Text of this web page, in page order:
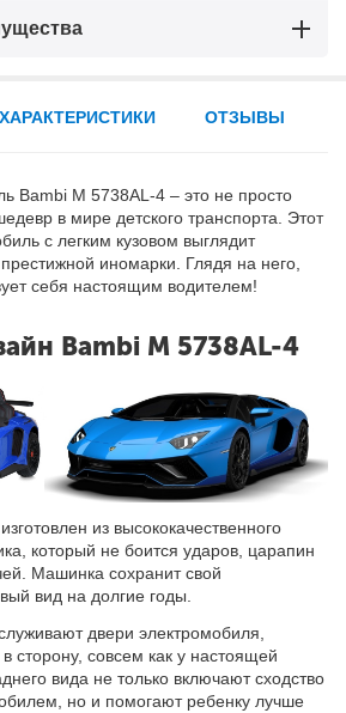
Bambi M 5738AL-4 – это не просто
в мире детского транспорта. Этот
с легким кузовом выглядит
иномарки. Глядя на него,
себя настоящим водителем!
Bambi M 5738AL-4
из высококачественного
который не боится ударов, царапин
Машинка сохранит свой
вид на долгие годы.
двери электромобиля,
сторону, совсем как у настоящей
вида не только включают сходство
но и помогают ребенку лучше
ХАРАКТЕРИСТИКИ ОТЗЫВЫ